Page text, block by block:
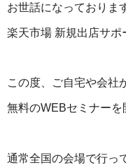
お世話になっておりま
楽天市場 新規出店サポ
この度、ご自宅や会社
無料のWEBセミナーを
通常全国の会場で行っ